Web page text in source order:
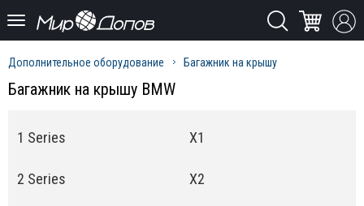
Дополнительное оборудование Багажник на крышу
Багажник на крышу BMW
1 Series
2 Series
X1
X2